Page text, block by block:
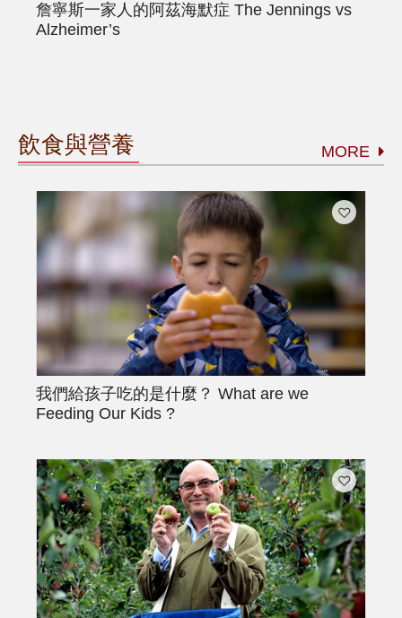
詹寧斯一家人的阿茲海默症 The Jennings vs
Alzheimer’s
飲食與營養 MORE
我們給孩子吃的是什麼？ What are we
Feeding Our Kids ?